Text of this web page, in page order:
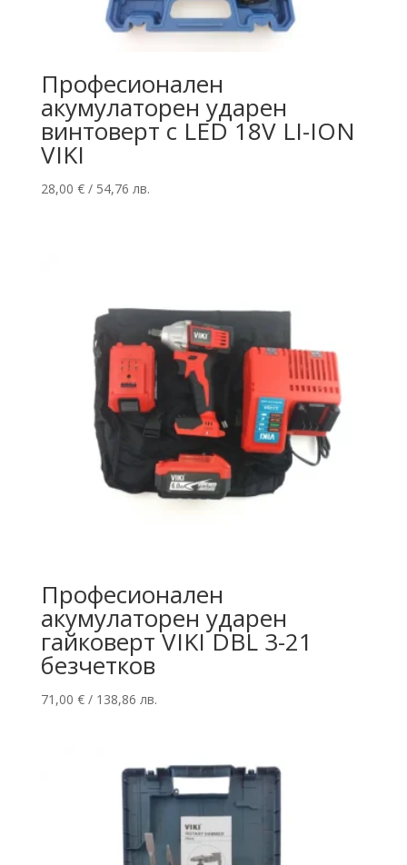
Професионалeн
акумулаторен ударен
винтоверт с LED 18V LI-ION
VIKI
28,00 €/ 54,76 лв.
Професионален
акумулаторен ударен
гайковерт VIKI DBL 3-21
безчетков
71,00 €/ 138,86 лв.